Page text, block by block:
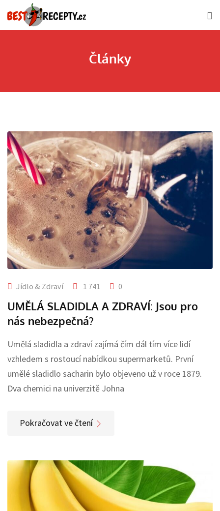
Články
Jídlo & Zdraví 1 741 0
UMĚLÁ SLADIDLA A ZDRAVÍ: Jsou pro
nás nebezpečná?
Umělá sladidla a zdraví zajímá čím dál tím více lidí
vzhledem s rostoucí nabídkou supermarketů. První
umělé sladidlo sacharin bylo objeveno už v roce 1879.
Dva chemici na univerzitě Johna
Pokračovat ve čtení